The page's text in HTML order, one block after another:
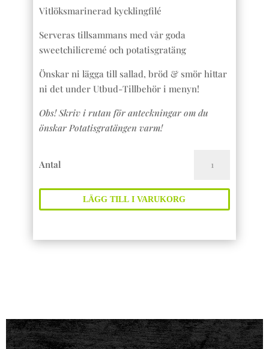
Vitlöksmarinerad kycklingfilé
Serveras tillsammans med vår goda
sweetchilicremé och potatisgratäng
Önskar ni lägga till sallad, bröd & smör hittar
ni det under Utbud-Tillbehör i menyn!
Obs! Skriv i rutan för anteckningar om du
önskar Potatisgratängen varm!
Antal
Favoritfat
mängd
LÄGG TILL I VARUKORG